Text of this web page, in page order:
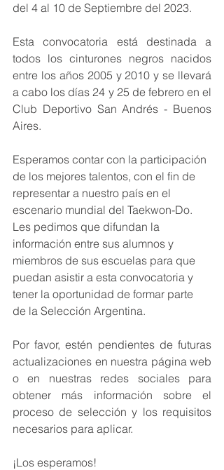
del 4 al 10 de Septiembre del 2023.
Esta convocatoria está destinada a
todos los cinturones negros nacidos
entre los años 2005 y 2010 y se llevará
a cabo los días 24 y 25 de febrero en el
Club Deportivo San Andrés - Buenos
Aires.
Esperamos contar con la participación
de los mejores talentos, con el fin de
representar a nuestro país en el
escenario mundial del Taekwon-Do.
Les pedimos que difundan la
información entre sus alumnos y
miembros de sus escuelas para que
puedan asistir a esta convocatoria y
tener la oportunidad de formar parte
de la Selección Argentina.
Por favor, estén pendientes de futuras
actualizaciones en nuestra página web
o en nuestras redes sociales para
obtener más información sobre el
proceso de selección y los requisitos
necesarios para aplicar.
¡Los esperamos!